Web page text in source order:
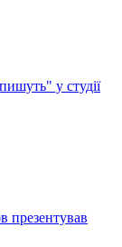
у студії
презентував